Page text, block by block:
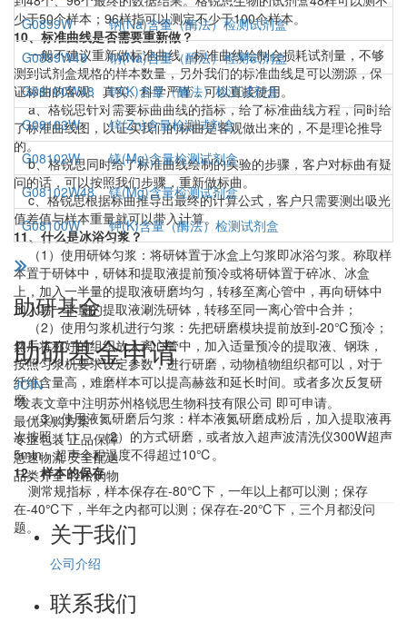
少于50个样本；96样指可以测定不少于100个样本。
10、标准曲线是否需要重新做？
一般不建议重新做标准曲线，标准曲线绘制会损耗试剂量，不够
测到试剂盒规格的样本数量，另外我们的标准曲线是可以溯源，保
证标曲的客观、真实、科学严谨，可以直接使用。
a、格锐思针对需要标曲曲线的指标，给了标准曲线方程，同时给
了标准曲线图，以证实我们的标曲是客观做出来的，不是理论推导
的。
b、格锐思同时给了标准曲线绘制的实验的步骤，客户对标曲有疑
问的话，可以按照我们步骤，重新做标曲。
c、格锐思根据标曲推导出最终的计算公式，客户只需要测出吸光
值差值与样本重量就可以带入计算。
11、什么是冰浴匀浆？
（1）使用研钵匀浆：将研钵置于冰盒上匀浆即冰浴匀浆。称取样
本置于研钵中，研钵和提取液提前预冷或将研钵置于碎冰、冰盒
上，加入一半量的提取液研磨均匀，转移至离心管中，再向研钵中
加入另一半量的提取液涮洗研钵，转移至同一离心管中合并；
（2）使用匀浆机进行匀浆：先把研磨模块提前放到-20℃预冷；
然后将称好的组织放入离心管中，加入适量预冷的提取液、钢珠，
按照匀浆机要求设定参数，进行研磨，动物植物组织都可以，对于
纤维含量高，难磨样本可以提高赫兹和延长时间。或者多次反复研
磨
（3）使用液氮研磨后匀浆：样本液氮研磨成粉后，加入提取液再
次按照（1）、（2）的方式研磨，或者放入超声波清洗仪300W超声
5min，超声全程温度不得超过10℃。
12、样本的保存
测常规指标，样本保存在-80℃下，一年以上都可以测；保存
在-40℃下，半年之内都可以测；保存在-20℃下，三个月都没问
题。
G0899W
钠(Na)含量（酶法）检测试剂盒
G0899W48
钠(Na)含量（酶法）检测试剂盒
G08100W48
钾(K)含量（酶法）检测试剂盒
G08103W
锌(Zn)含量检测试剂盒
G08102W
镁(Mg)含量检测试剂盒
G08102W48
镁(Mg)含量检测试剂盒
G08100W
钾(K)含量（酶法）检测试剂盒
助研基金
助研基金申请
JOIN
*发表文章中注明苏州格锐思生物科技有限公司 即可申请。
最优采购方案
专业包装 正品保障
急速物流 安全配送
品类齐全 轻松购物
关于我们
公司介绍
联系我们